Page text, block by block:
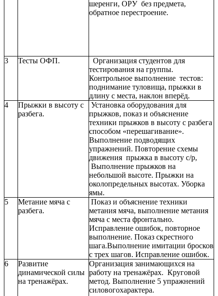
шеренги, ОРУ без предмета,
обратное перестроение.
3 Тесты ОФП.
Организация студентов для
тестирования на группы.
Контрольное выполнение тестов:
поднимание туловища, прыжки в
длину с места, наклон вперёд.
4
Прыжки в высоту с
разбега.
Установка оборудования для
прыжков, показ и объяснение
техники прыжков в высоту с разбега
способом «перешагивание».
Выполнение подводящих
упражнений. Повторение схемы
движения прыжка в высоту с/р,
Выполнение прыжков на
небольшой высоте. Прыжки на
околопредельных высотах. Уборка
ямы.
5
Метание мяча с
разбега.
Показ и объяснение техники
метания мяча, выполнение метания
мяча с места фронтально.
Исправление ошибок, повторное
выполнение. Показ скрестного
шага.Выполнение имитации бросков
с трех шагов. Исправление ошибок.
6
Развитие
динамической силы
на тренажёрах.
Организация занимающихся на
работу на тренажёрах. Круговой
метод. Выполнение 5 упражнений
силовогохарактера.